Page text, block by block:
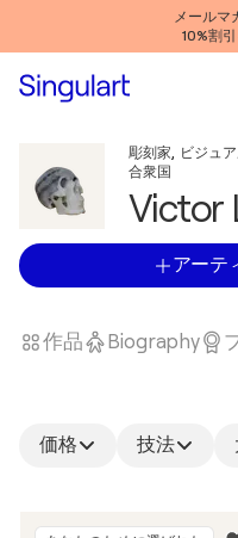
メールマ
10%割
彫刻家, ビジュ
合衆国
Victor
アーテ
作品 Biography
価格 技法